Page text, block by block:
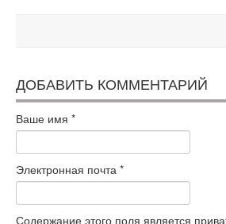
ДОБАВИТЬ КОММЕНТАРИЙ
Ваше имя *
Электронная почта *
Содержание этого поля является